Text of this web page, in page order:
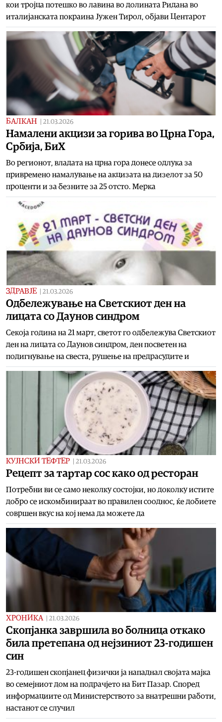
кои тројца потешко во лавина во долината Ридана во
италијанската покраина Јужен Тирол, објави Центарот
БАЛКАН 21.03.2026
Намалени акцизи за горива во Црна Гора,
Србија, БиХ
Во регионот, владата на црна гора донесе одлука за
привремено намалување на акцизата на дизелот за 50
проценти и за безните за 25 отсто. Мерка
ЗДРАВЈЕ 21.03.2026
Одбележување на Светскиот ден на
лицата со Даунов синдром
Секоја година на 21 март, светот го одбележува Светскиот
ден на лицата со Даунов синдром, ден посветен на
подигнување на свеста, рушење на предрасудите и
КУЈНСКИ ТЕФТЕР 21.03.2026
Рецепт за тартар сос како од ресторан
Потребни ви се само неколку состојки, но доколку истите
добро се искомбинираат во правилен сооднос, ќе добиете
совршен вкус на кој нема да можете да
ХРОНИКА 21.03.2026
Скопјанка завршила во болница откако
била претепана од нејзиниот 23-годишен
син
23-годишен скопјанец физички ја нападнал својата мајка
во семејниот дом на подрачјето на Бит Пазар. Според
информациите од Министерството за внатрешни работи,
настанот се случил